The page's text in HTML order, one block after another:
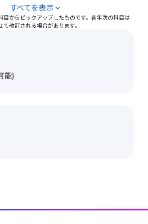
すべてを表示
からピックアップしたものです。各年次の科目は
改訂される場合があります。
能)